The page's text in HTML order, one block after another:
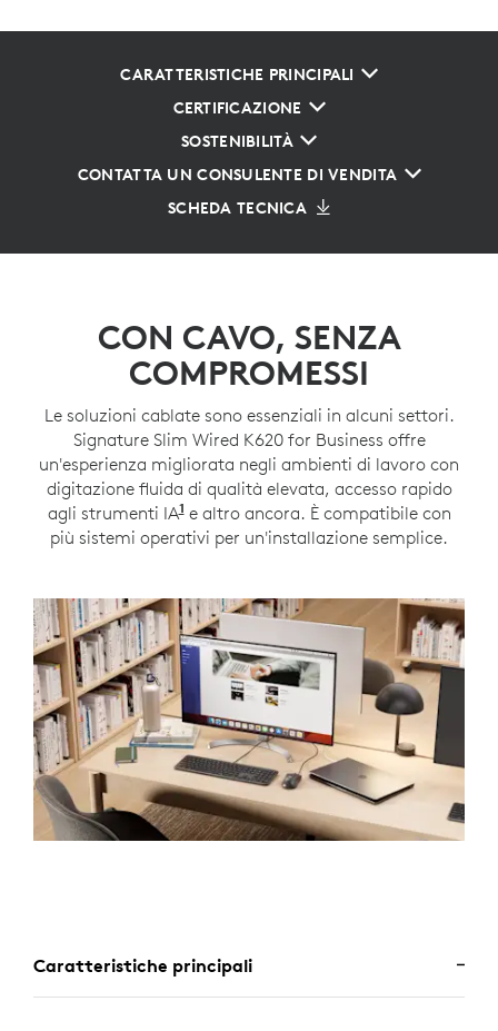
CARATTERISTICHE PRINCIPALI
CERTIFICAZIONE
SOSTENIBILITÀ
CONTATTA UN CONSULENTE DI VENDITA
SCHEDA TECNICA
CON CAVO, SENZA
COMPROMESSI
Le soluzioni cablate sono essenziali in alcuni settori.
Signature Slim Wired K620 for Business offre
un'esperienza migliorata negli ambienti di lavoro con
digitazione fluida di qualità elevata, accesso rapido
agli strumenti IA1Per impostazione predefinita, il
e altro ancora. È compatibile con
più sistemi operativi per un'installazione semplice.
Caratteristiche principali